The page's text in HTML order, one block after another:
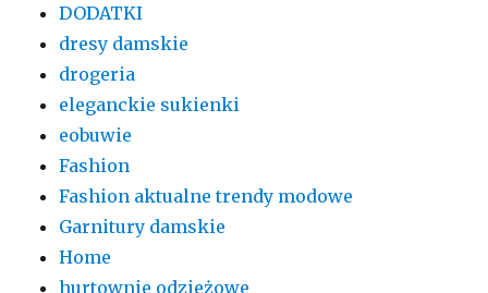
DODATKI
dresy damskie
drogeria
eleganckie sukienki
eobuwie
Fashion
Fashion aktualne trendy modowe
Garnitury damskie
Home
hurtownie odzieżowe